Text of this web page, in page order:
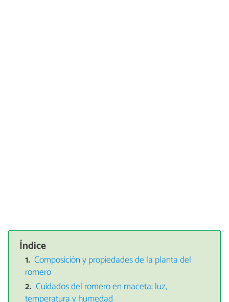
Índice
Composición y propiedades de la planta del
romero
Cuidados del romero en maceta: luz,